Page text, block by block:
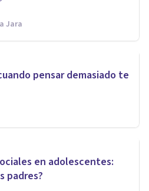
Jara
pensar demasiado te
en adolescentes:
padres?